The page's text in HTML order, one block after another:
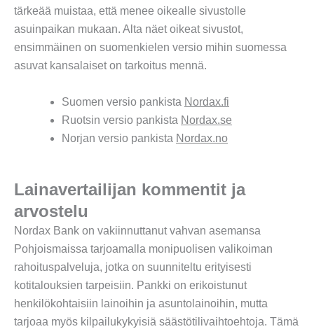
tärkeää muistaa, että menee oikealle sivustolle
asuinpaikan mukaan. Alta näet oikeat sivustot,
ensimmäinen on suomenkielen versio mihin suomessa
asuvat kansalaiset on tarkoitus mennä.
Suomen versio pankista Nordax.fi
Ruotsin versio pankista Nordax.se
Norjan versio pankista Nordax.no
Lainavertailijan kommentit ja
arvostelu
Nordax Bank on vakiinnuttanut vahvan asemansa
Pohjoismaissa tarjoamalla monipuolisen valikoiman
rahoituspalveluja, jotka on suunniteltu erityisesti
kotitalouksien tarpeisiin. Pankki on erikoistunut
henkilökohtaisiin lainoihin ja asuntolainoihin, mutta
tarjoaa myös kilpailukykyisiä säästötilivaihtoehtoja. Tämä